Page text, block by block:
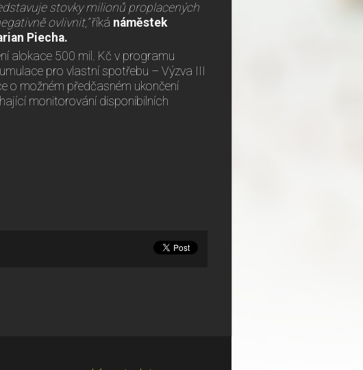
stovky milionů proplacených
ovlivnit,“říká náměstek
Piecha.
alokace 500 mil. Kč v programu
pro vlastní spotřebu – Výzva III
o možném předčasném ukončení
monitorování disponibilních